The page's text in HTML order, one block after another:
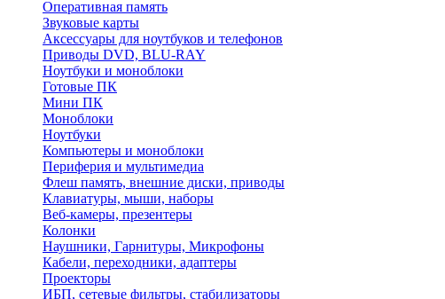
Оперативная память
Звуковые карты
Аксессуары для ноутбуков и телефонов
Приводы DVD, BLU-RAY
Ноутбуки и моноблоки
Готовые ПК
Мини ПК
Моноблоки
Ноутбуки
Компьютеры и моноблоки
Периферия и мультимедиа
Флеш память, внешние диски, приводы
Клавиатуры, мыши, наборы
Веб-камеры, презентеры
Колонки
Наушники, Гарнитуры, Микрофоны
Кабели, переходники, адаптеры
Проекторы
ИБП, сетевые фильтры, стабилизаторы